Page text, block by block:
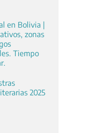
en Bolivia |
zonas
Tiempo
2025